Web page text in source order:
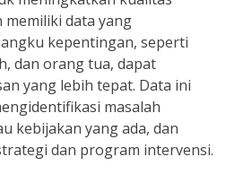
memiliki data yang
kepentingan, seperti
dan orang tua, dapat
yang lebih tepat. Data ini
masalah
kebijakan yang ada, dan
dan program intervensi.